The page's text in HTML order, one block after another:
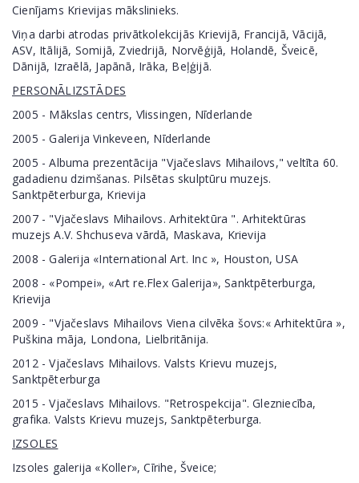
Cienījams Krievijas mākslinieks.
Viņa darbi atrodas privātkolekcijās Krievijā, Francijā, Vācijā,
ASV, Itālijā, Somijā, Zviedrijā, Norvēģijā, Holandē, Šveicē,
Dānijā, Izraēlā, Japānā, Irāka, Beļģijā.
PERSONĀLIZSTĀDES
2005 - Mākslas centrs, Vlissingen, Nīderlande
2005 - Galerija Vinkeveen, Nīderlande
2005 - Albuma prezentācija "Vjačeslavs Mihailovs," veltīta 60.
gadadienu dzimšanas. Pilsētas skulptūru muzejs.
Sanktpēterburga, Krievija
2007 - "Vjačeslavs Mihailovs. Arhitektūra ". Arhitektūras
muzejs A.V. Shchuseva vārdā, Maskava, Krievija
2008 - Galerija «International Art. Inc », Houston, USA
2008 - «Pompei», «Art re.Flex Galerija», Sanktpēterburga,
Krievija
2009 - "Vjačeslavs Mihailovs Viena cilvēka šovs:« Arhitektūra »,
Puškina māja, Londona, Lielbritānija.
2012 - Vjačeslavs Mihailovs. Valsts Krievu muzejs,
Sanktpēterburga
2015 - Vjačeslavs Mihailovs. "Retrospekcija". Glezniecība,
grafika. Valsts Krievu muzejs, Sanktpēterburga.
IZSOLES
Izsoles galerija «Koller», Cīrihe, Šveice;